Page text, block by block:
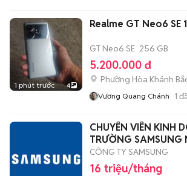
1 phút trước 4
Realme GT Neo6 SE
GT Neo6 SE 256 GB
5.200.000 đ
Phường Hòa Khánh
Vương Quang Chánh 1
CHUYÊN VIÊN KINH
TRƯỜNG SAMSUNG
CÔNG TY SAMSUNG
16 triệu/tháng